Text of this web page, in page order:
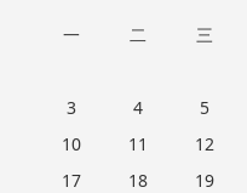
一 二 三
3
4 5
10
11 12
17
18 19